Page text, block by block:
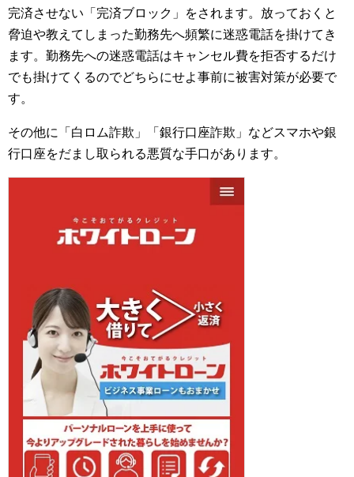
完済させない「完済ブロック」をされます。放っておくと
脅迫や教えてしまった勤務先へ頻繁に迷惑電話を掛けてき
ます。勤務先への迷惑電話はキャンセル費を拒否するだけ
でも掛けてくるのでどちらにせよ事前に被害対策が必要で
す。
その他に「白ロム詐欺」「銀行口座詐欺」などスマホや銀
行口座をだまし取られる悪質な手口があります。